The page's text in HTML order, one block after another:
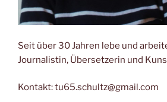
Seit über 30 Jahren lebe und
Journalistin, Übersetzerin und
Kontakt: tu65.schultz@gmail.com